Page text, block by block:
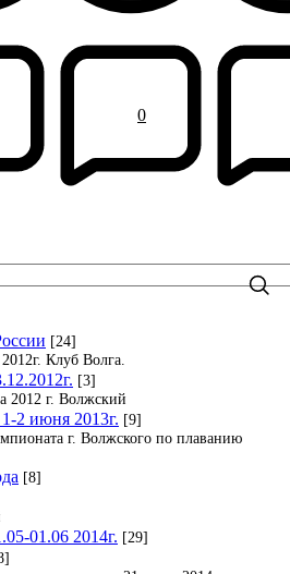
0
[24]
Клуб Волга.
[3]
2012 г. Волжский
2 июня 2013г. [9]
г. Волжского по плаванию
[8]
01.06 2014г. [29]